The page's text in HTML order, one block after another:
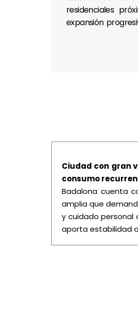
residenciales
expansión
Ciudad con gran
consumo
Badalona cuenta
amplia que
y cuidado personal
aporta estabilidad